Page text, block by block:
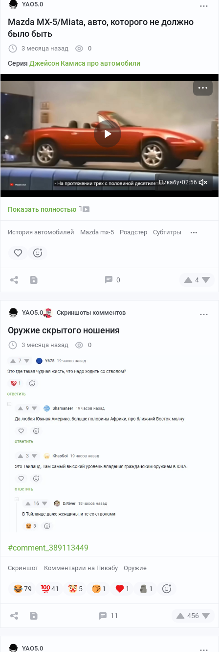
YAO5.0
Mazda MX-5/Miata, авто, которого не должно
было быть
3 месяца назад 0
Серия Джейсон Камиса про автомобили
Пикабу●02:56
Показать полностью 1
История автомобилей Mazda mx-5 Роадстер Субтитры
0 4
YAO5.0 Скриншоты комментов
Оружие скрытого ношения
3 месяца назад 0
#comment_389113449
Скриншот Комментарии на Пикабу Оружие
79 41 5 1 1 1
11 456
YAO5.0